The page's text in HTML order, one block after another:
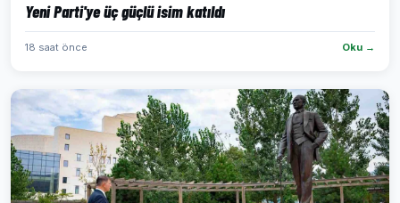
Yeni Parti'ye üç güçlü isim katıldı
18 saat önce Oku →